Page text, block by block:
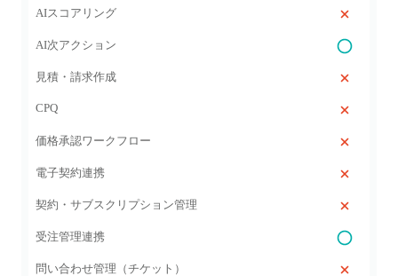
AIスコアリング
AI次アクション
見積・請求作成
CPQ
価格承認ワークフロー
電子契約連携
契約・サブスクリプション管理
受注管理連携
問い合わせ管理（チケット）